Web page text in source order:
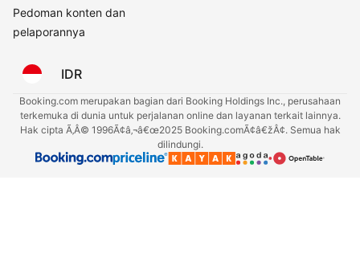
Pedoman konten dan
pelaporannya
IDR
Booking.com merupakan bagian dari Booking Holdings Inc., perusahaan
terkemuka di dunia untuk perjalanan online dan layanan terkait lainnya.
Hak cipta Ã‚Â© 1996Ã¢â‚¬â€œ2025 Booking.comÃ¢â€žÂ¢. Semua hak
dilindungi.